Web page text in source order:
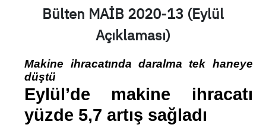
Bülten MAİB 2020-13 (Eylül
Açıklaması)
Makine ihracatında daralma tek haneye
düştü
Eylül’de makine ihracatı
yüzde 5,7 artış sağladı